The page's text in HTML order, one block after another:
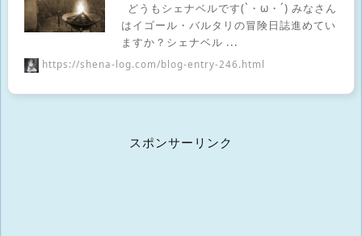
どうもシェナベルです(`・ω・´) みなさん
はイゴール・バルタリの冒険日誌進めてい
ますか？シェナベル ...
https://shena-log.com/blog-entry-246.html
スポンサーリンク